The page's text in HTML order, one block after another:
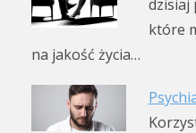
dzisiaj
które
na jakość życia…